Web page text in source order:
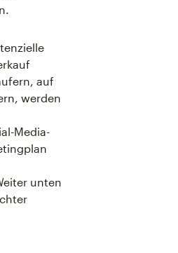
auf
werden
Media-
unten